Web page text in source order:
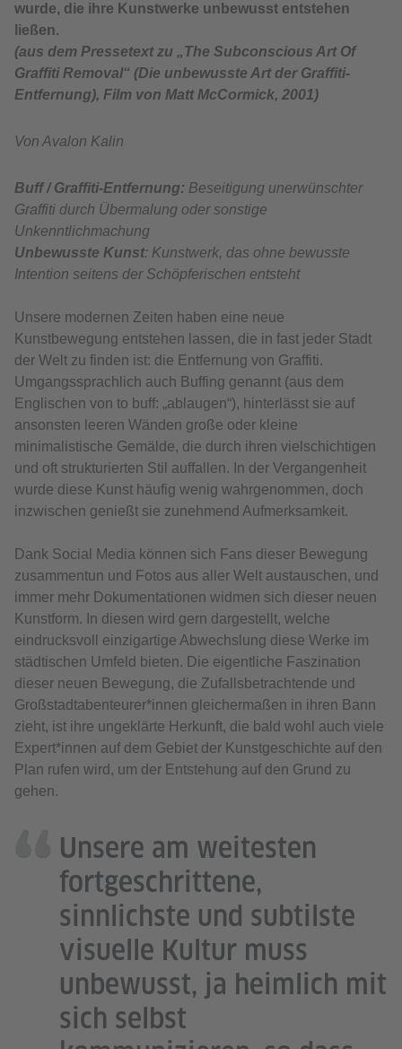
wurde, die ihre Kunstwerke unbewusst entstehen
ließen.
(aus dem Pressetext zu „The Subconscious Art Of
Graffiti Removal“ (Die unbewusste Art der Graffiti-
Entfernung), Film von Matt McCormick, 2001)
Von Avalon Kalin
Buff / Graffiti-Entfernung: Beseitigung unerwünschter
Graffiti durch Übermalung oder sonstige
Unkenntlichmachung
Unbewusste Kunst: Kunstwerk, das ohne bewusste
Intention seitens der Schöpferischen entsteht
Unsere modernen Zeiten haben eine neue
Kunstbewegung entstehen lassen, die in fast jeder Stadt
der Welt zu finden ist: die Entfernung von Graffiti.
Umgangssprachlich auch Buffing genannt (aus dem
Englischen von to buff: „ablaugen“), hinterlässt sie auf
ansonsten leeren Wänden große oder kleine
minimalistische Gemälde, die durch ihren vielschichtigen
und oft strukturierten Stil auffallen. In der Vergangenheit
wurde diese Kunst häufig wenig wahrgenommen, doch
inzwischen genießt sie zunehmend Aufmerksamkeit.
Dank Social Media können sich Fans dieser Bewegung
zusammentun und Fotos aus aller Welt austauschen, und
immer mehr Dokumentationen widmen sich dieser neuen
Kunstform. In diesen wird gern dargestellt, welche
eindrucksvoll einzigartige Abwechslung diese Werke im
städtischen Umfeld bieten. Die eigentliche Faszination
dieser neuen Bewegung, die Zufallsbetrachtende und
Großstadtabenteurer*innen gleichermaßen in ihren Bann
zieht, ist ihre ungeklärte Herkunft, die bald wohl auch viele
Expert*innen auf dem Gebiet der Kunstgeschichte auf den
Plan rufen wird, um der Entstehung auf den Grund zu
gehen.
Unsere am weitesten
fortgeschrittene,
sinnlichste und subtilste
visuelle Kultur muss
unbewusst, ja heimlich mit
sich selbst